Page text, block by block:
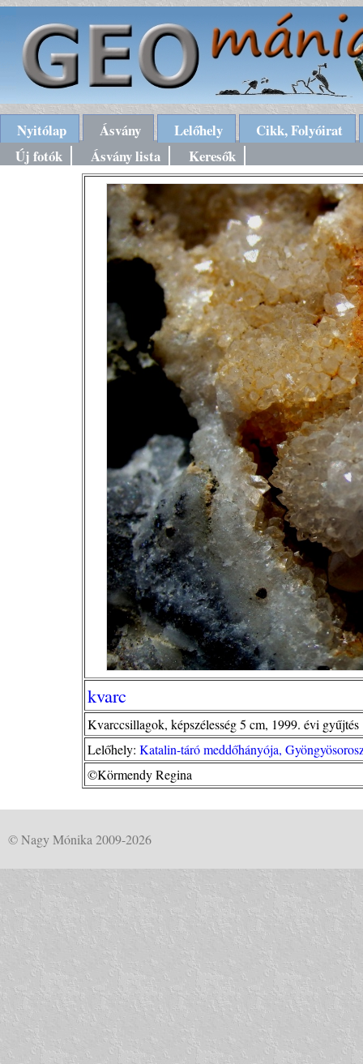
Nyitólap Ásvány Lelőhely
Cikk, Folyóirat
Új fotók
Ásvány lista Keresők
kvarc
Kvarccsillagok, képszélesség 5 cm, 1999. évi gyűjtés
Lelőhely: Katalin-táró meddőhányója,
©Körmendy Regina
© Nagy Mónika 2009-2026